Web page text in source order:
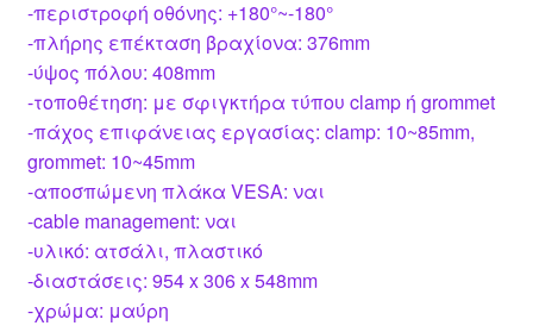
-περιστροφή οθόνης: +180°~-180°
-πλήρης επέκταση βραχίονα: 376mm
-ύψος πόλου: 408mm
-τοποθέτηση: με σφιγκτήρα τύπου clamp ή grommet
-πάχος επιφάνειας εργασίας: clamp: 10~85mm,
grommet: 10~45mm
-αποσπώμενη πλάκα VESA: ναι
-cable management: ναι
-υλικό: ατσάλι, πλαστικό
-διαστάσεις: 954 x 306 x 548mm
-χρώμα: μαύρη